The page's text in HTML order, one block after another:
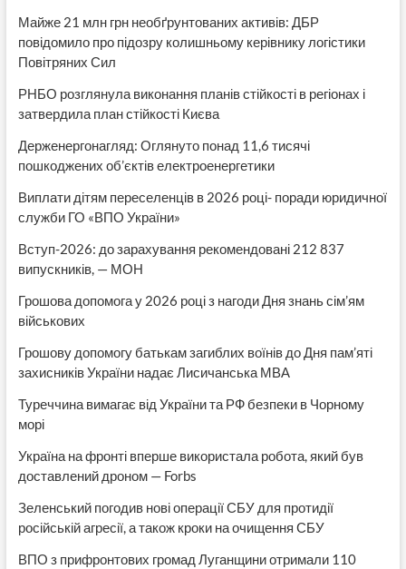
Майже 21 млн грн необґрунтованих активів: ДБР
повідомило про підозру колишньому керівнику логістики
Повітряних Сил
РНБО розглянула виконання планів стійкості в регіонах і
затвердила план стійкості Києва
Держенергонагляд: Оглянуто понад 11,6 тисячі
пошкоджених об’єктів електроенергетики
Виплати дітям переселенців в 2026 році- поради юридичної
служби ГО «ВПО України»
Вступ-2026: до зарахування рекомендовані 212 837
випускників, — МОН
Грошова допомога у 2026 році з нагоди Дня знань сім’ям
військових
Грошову допомогу батькам загиблих воїнів до Дня пам’яті
захисників України надає Лисичанська МВА
Туреччина вимагає від України та РФ безпеки в Чорному
морі
Україна на фронті вперше використала робота, який був
доставлений дроном — Forbs
Зеленський погодив нові операції СБУ для протидії
російській агресії, а також кроки на очищення СБУ
ВПО з прифронтових громад Луганщини отримали 110